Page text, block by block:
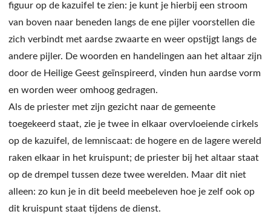
figuur op de kazuifel te zien: je kunt je hierbij een stroom
van boven naar beneden langs de ene pijler voorstellen die
zich verbindt met aardse zwaarte en weer opstijgt langs de
andere pijler. De woorden en handelingen aan het altaar zijn
door de Heilige Geest geïnspireerd, vinden hun aardse vorm
en worden weer omhoog gedragen.
Als de priester met zijn gezicht naar de gemeente
toegekeerd staat, zie je twee in elkaar overvloeiende cirkels
op de kazuifel, de lemniscaat: de hogere en de lagere wereld
raken elkaar in het kruispunt; de priester bij het altaar staat
op de drempel tussen deze twee werelden. Maar dit niet
alleen: zo kun je in dit beeld meebeleven hoe je zelf ook op
dit kruispunt staat tijdens de dienst.